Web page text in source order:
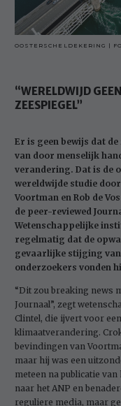
OOSTERSCHELDEKERING |
“WERELDWIJD
ZEESPIEGEL”
Er is geen bewijs dat
van door menselijk
verandering. Dat is de
wereldwijde studie
Voortman en Rob de
de peer-reviewed
Wetenschappelijke
regelmatig dat de
gevaarlijke stijging van
onderzoekers vonden
“Dit zou breaking news
Journaal”, zegt
Clintel, die ijvert voor
klimaatverandering.
bevindingen van
maar hij was een
meteen na publicatie
naar het ANP en
reguliere media, maar